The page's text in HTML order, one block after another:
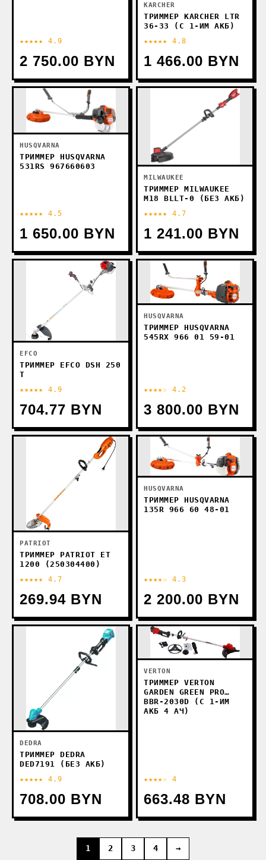
★★★★★ 4.9
2 750.00 BYN
KARCHER
ТРИММЕР KARCHER LTR
36-33 (С 1-ИМ АКБ)
★★★★★ 4.8
1 466.00 BYN
HUSQVARNA
ТРИММЕР HUSQVARNA
531RS 967660603
★★★★★ 4.5
1 650.00 BYN
MILWAUKEE
ТРИММЕР MILWAUKEE
M18 BLLT-0 (БЕЗ АКБ)
★★★★★ 4.7
1 241.00 BYN
EFCO
ТРИММЕР EFCO DSH 250
T
★★★★★ 4.9
704.77 BYN
HUSQVARNA
ТРИММЕР HUSQVARNA
545RX 966 01 59-01
★★★★☆ 4.2
3 800.00 BYN
PATRIOT
ТРИММЕР PATRIOT ET
1200 (250304400)
★★★★★ 4.7
269.94 BYN
HUSQVARNA
ТРИММЕР HUSQVARNA
135R 966 60 48-01
★★★★☆ 4.3
2 200.00 BYN
DEDRA
ТРИММЕР DEDRA
DED7191 (БЕЗ АКБ)
★★★★★ 4.9
708.00 BYN
VERTON
ТРИММЕР VERTON
GARDEN GREEN PRO
BBR-2030D (С 1-ИМ
АКБ 4 АЧ)
★★★★☆ 4
663.48 BYN
1 2 3 4 →